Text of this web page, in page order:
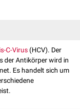
C-Virus (HCV). Der
der Antikörper wird in
Es handelt sich um